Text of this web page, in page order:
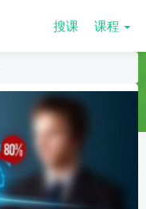
搜课 课程